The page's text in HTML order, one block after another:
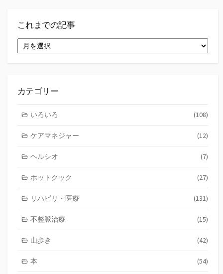
これまでの記事
れ
記
カテゴリー
いろいろ (108)
ケアマネジャー (12)
ヘルシオ (7)
ホットクック (27)
リハビリ・医療 (131)
不整脈治療 (15)
山歩き (42)
本 (54)